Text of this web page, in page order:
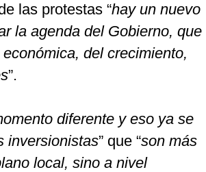
las protestas “hay un nuevo
la agenda del Gobierno, que
del crecimiento,
”.
diferente y eso ya se
inversionistas” que “son más
local, sino a nivel